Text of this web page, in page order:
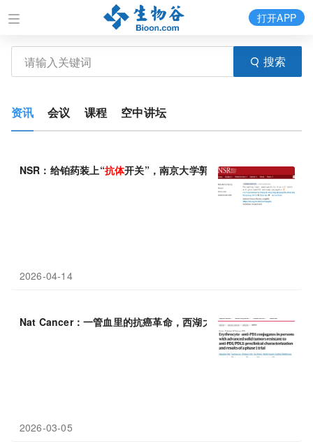
搜索
打开APP
资讯 会议 课程 空中讲坛
NSR：给铂药装上“抗体开关”，南京大学郭子建/李劼开发新型铂
2026-04-14
Nat Cancer：一管血里的抗癌革命，西湖大学高晓飞团队等开发
2026-03-05